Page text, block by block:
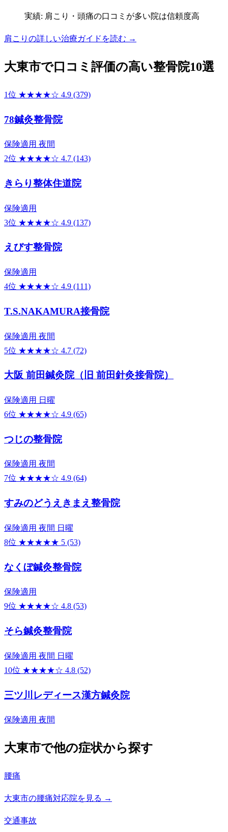
実績: 肩こり・頭痛の口コミが多い院は信頼度高
肩こりの詳しい治療ガイドを読む →
大東市で口コミ評価の高い整骨院10選
1位 ★★★★☆ 4.9 (379)
78鍼灸整骨院
保険適用 夜間
2位 ★★★★☆ 4.7 (143)
きらり整体住道院
保険適用
3位 ★★★★☆ 4.9 (137)
えびす整骨院
保険適用
4位 ★★★★☆ 4.9 (111)
T.S.NAKAMURA接骨院
保険適用 夜間
5位 ★★★★☆ 4.7 (72)
大阪 前田鍼灸院（旧 前田針灸接骨院）
保険適用 日曜
6位 ★★★★☆ 4.9 (65)
つじの整骨院
保険適用 夜間
7位 ★★★★☆ 4.9 (64)
すみのどうえきまえ整骨院
保険適用 夜間 日曜
8位 ★★★★★ 5 (53)
なくぼ鍼灸整骨院
保険適用
9位 ★★★★☆ 4.8 (53)
そら鍼灸整骨院
保険適用 夜間 日曜
10位 ★★★★☆ 4.8 (52)
三ツ川レディース漢方鍼灸院
保険適用 夜間
大東市で他の症状から探す
腰痛
大東市の腰痛対応院を見る →
交通事故